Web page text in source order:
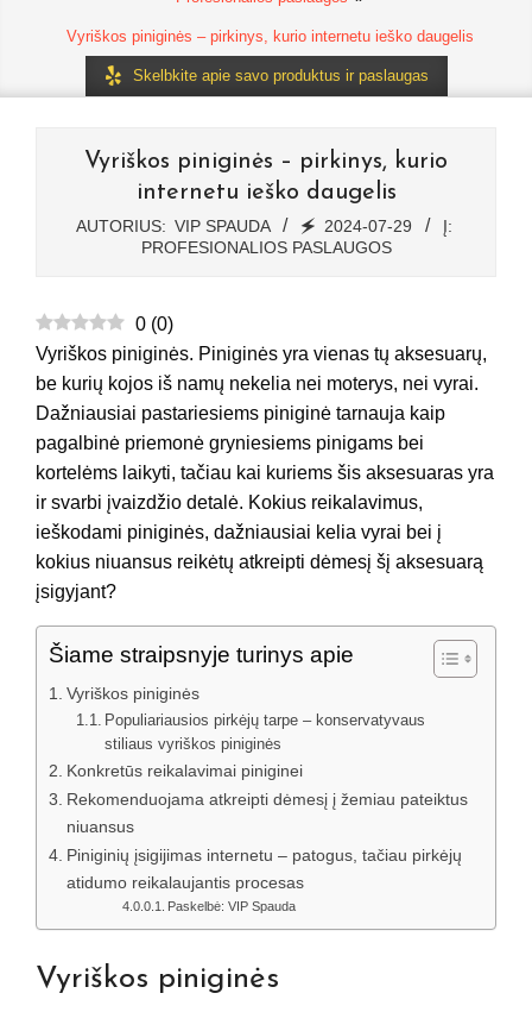
Vyriškos piniginės – pirkinys, kurio internetu ieško daugelis
Skelbkite apie savo produktus ir paslaugas
Vyriškos piniginės – pirkinys, kurio
internetu ieško daugelis
AUTORIUS: VIP SPAUDA 🗲 2024-07-29
Į:
PROFESIONALIOS PASLAUGOS
0 (0)
Vyriškos piniginės. Piniginės yra vienas tų aksesuarų,
be kurių kojos iš namų nekelia nei moterys, nei vyrai.
Dažniausiai pastariesiems piniginė tarnauja kaip
pagalbinė priemonė gryniesiems pinigams bei
kortelėms laikyti, tačiau kai kuriems šis aksesuaras yra
ir svarbi įvaizdžio detalė. Kokius reikalavimus,
ieškodami piniginės, dažniausiai kelia vyrai bei į
kokius niuansus reikėtų atkreipti dėmesį šį aksesuarą
įsigyjant?
Šiame straipsnyje turinys apie
Vyriškos piniginės
Populiariausios pirkėjų tarpe – konservatyvaus
stiliaus vyriškos piniginės
Konkretūs reikalavimai piniginei
Rekomenduojama atkreipti dėmesį į žemiau pateiktus
niuansus
Piniginių įsigijimas internetu – patogus, tačiau pirkėjų
atidumo reikalaujantis procesas
Paskelbė: VIP Spauda
Vyriškos piniginės